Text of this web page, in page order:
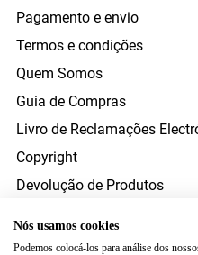
Pagamento e envio
Termos e condições
Quem Somos
Guia de Compras
Livro de Reclamações
Copyright
Devolução de Produtos
Resolução Alternativa
Nós usamos cookies
Podemos colocá-los para análise dos